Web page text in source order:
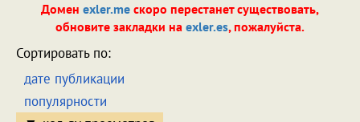
Домен exler.me скоро перестанет существовать,
обновите закладки на exler.es, пожалуйста.
Сортировать по:
дате публикации
популярности